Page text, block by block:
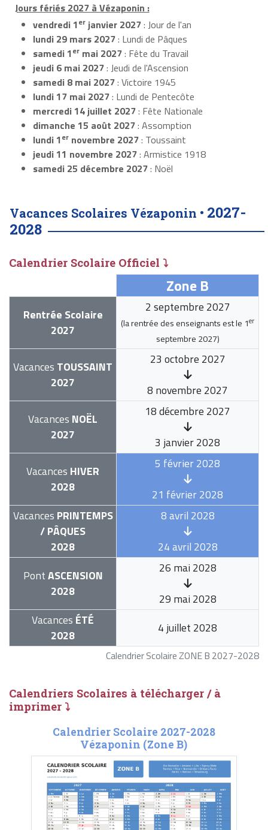
Jours fériés 2027 à Vézaponin :
vendredi 1er janvier 2027: Jour de l'an
lundi 29 mars 2027: Lundi de Pâques
samedi 1er mai 2027: Fête du Travail
jeudi 6 mai 2027: Jeudi de l'Ascension
samedi 8 mai 2027: Victoire 1945
lundi 17 mai 2027: Lundi de Pentecôte
mercredi 14 juillet 2027: Fête Nationale
dimanche 15 août 2027: Assomption
lundi 1er novembre 2027: Toussaint
jeudi 11 novembre 2027: Armistice 1918
samedi 25 décembre 2027: Noël
Vacances Scolaires Vézaponin • 2027-
2028
Calendrier Scolaire Officiel ⤵
Calendrier Scolaire ZONE B 2027-2028
Zone B
Rentrée Scolaire
2027
2 septembre 2027
(la rentrée des enseignants est le 1er
septembre 2027)
Vacances TOUSSAINT
2027
23 octobre 2027
8 novembre 2027
Vacances NOËL
2027
18 décembre 2027
3 janvier 2028
Vacances HIVER
2028
5 février 2028
21 février 2028
Vacances PRINTEMPS
/ PÂQUES
2028
8 avril 2028
24 avril 2028
PontASCENSION
2028
26 mai 2028
29 mai 2028
Vacances ÉTÉ
2028
4 juillet 2028
Calendriers Scolaires à télécharger / à
imprimer ⤵
Calendrier Scolaire 2027-2028
Vézaponin (Zone B)